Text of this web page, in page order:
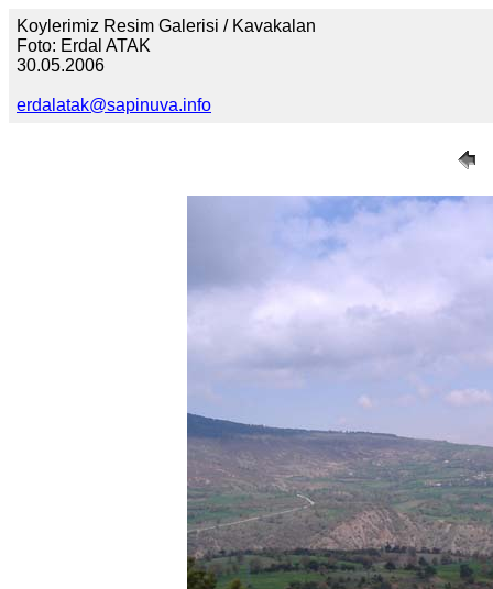
Koylerimiz Resim Galerisi / Kavakalan
Foto: Erdal ATAK
30.05.2006
erdalatak@sapinuva.info